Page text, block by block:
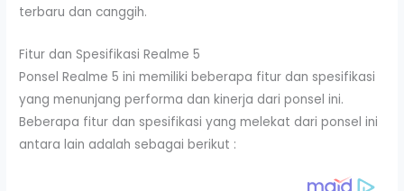
terbaru dan canggih.
Fitur dan Spesifikasi Realme 5
Ponsel Realme 5 ini memiliki beberapa fitur dan spesifikasi
yang menunjang performa dan kinerja dari ponsel ini.
Beberapa fitur dan spesifikasi yang melekat dari ponsel ini
antara lain adalah sebagai berikut :